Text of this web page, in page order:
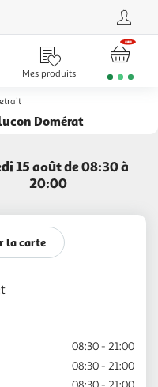
Mes produits
Domérat
15 août de 08:30 à
20:00
la carte
08:30 - 21:00
08:30 - 21:00